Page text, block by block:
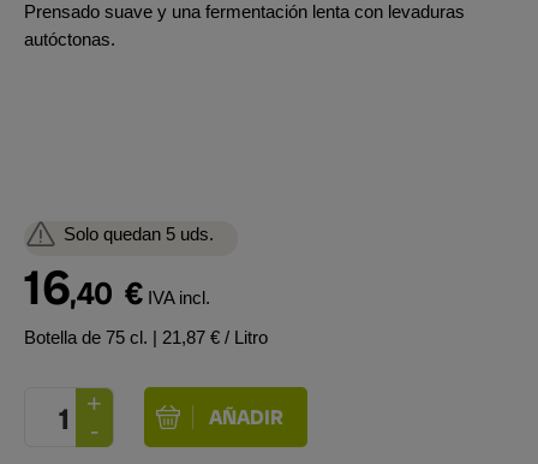
Prensado suave y una fermentación lenta con levaduras
autóctonas.
Solo quedan 5 uds.
16,40 € IVA incl.
Botella de 75 cl. | 21,87 € / Litro